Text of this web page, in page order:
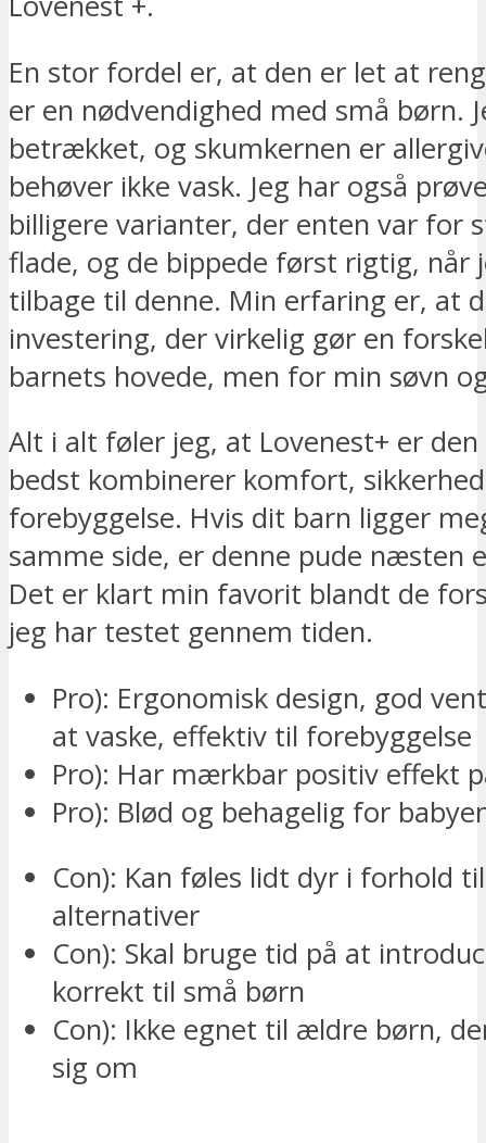
En stor fordel er, at den er let at
er en nødvendighed med små børn.
betrækket, og skumkernen er
behøver ikke vask. Jeg har også
billigere varianter, der enten var for
flade, og de bippede først rigtig, når
tilbage til denne. Min erfaring er, at
investering, der virkelig gør en
barnets hovede, men for min søvn
Alt i alt føler jeg, at Lovenest+ er
bedst kombinerer komfort,
forebyggelse. Hvis dit barn ligger
samme side, er denne pude næsten
Det er klart min favorit blandt de
jeg har testet gennem tiden.
Pro): Ergonomisk design, god
at vaske, effektiv til forebyggelse
Pro): Har mærkbar positiv effekt
Pro): Blød og behagelig for
Con): Kan føles lidt dyr i forhold
alternativer
Con): Skal bruge tid på at
korrekt til små børn
Con): Ikke egnet til ældre børn,
sig om